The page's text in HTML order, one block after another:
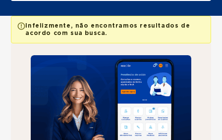
Infelizmente, não encontramos resultados de
acordo com sua busca.